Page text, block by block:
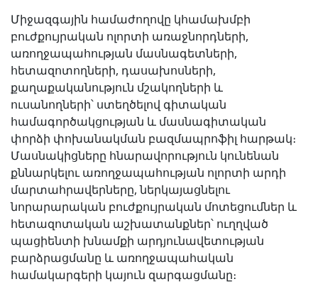
Միջազգային համաժողովը կհամախմբի
բուժքույրական ոլորտի առաջնորդների,
առողջապահության մասնագետների,
հետազոտողների, դասախոսների,
քաղաքականություն մշակողների և
ուսանողների՝ ստեղծելով գիտական
համագործակցության և մասնագիտական
փորձի փոխանակման բազմապրոֆիլ հարթակ։
Մասնակիցները հնարավորություն կունենան
քննարկելու առողջապահության ոլորտի արդի
մարտահրավերները, ներկայացնելու
նորարարական բուժքույրական մոտեցումներ և
հետազոտական աշխատանքներ՝ ուղղված
պացիենտի խնամքի արդյունավետության
բարձրացմանը և առողջապահական
համակարգերի կայուն զարգացմանը։